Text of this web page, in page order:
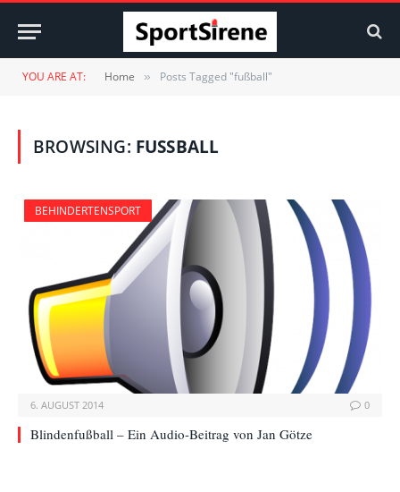
YOU ARE AT: Home » Posts Tagged "fußball"
BROWSING: FUSSBALL
BEHINDERTENSPORT
6. AUGUST 2014 0
Blindenfußball – Ein Audio-Beitrag von Jan Götze